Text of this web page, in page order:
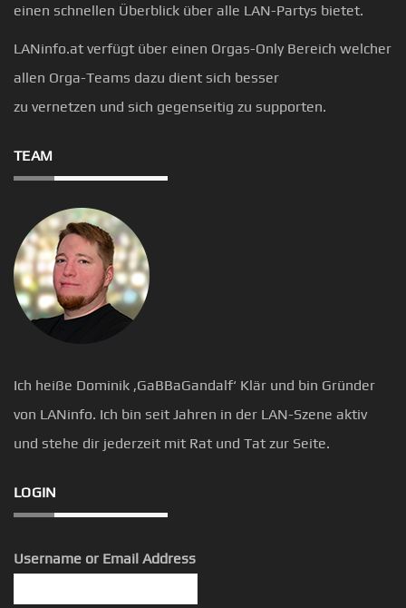
einen schnellen Überblick über alle LAN-Partys bietet.
LANinfo.at verfügt über einen Orgas-Only Bereich welcher
allen Orga-Teams dazu dient sich besser
zu vernetzen und sich gegenseitig zu supporten.
TEAM
Ich heiße Dominik ‚GaBBaGandalf‘ Klär und bin Gründer
von LANinfo. Ich bin seit Jahren in der LAN-Szene aktiv
und stehe dir jederzeit mit Rat und Tat zur Seite.
LOGIN
Username or Email Address